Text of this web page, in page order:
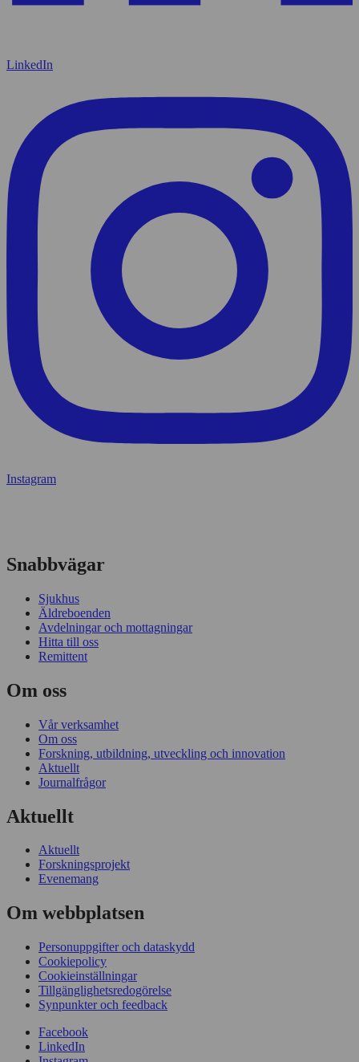
LinkedIn
Instagram
Snabbvägar
Sjukhus
Äldreboenden
Avdelningar och mottagningar
Hitta till oss
Remittent
Om oss
Vår verksamhet
Om oss
Forskning, utbildning, utveckling och innovation
Aktuellt
Journalfrågor
Aktuellt
Aktuellt
Forskningsprojekt
Evenemang
Om webbplatsen
Personuppgifter och dataskydd
Cookiepolicy
Cookieinställningar
Tillgänglighetsredogörelse
Synpunkter och feedback
Facebook
LinkedIn